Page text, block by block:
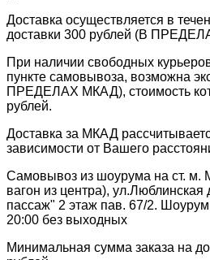
Доставка осуществляется в
доставки 300 рублей (В
При наличии свободных
пункте самовывоза, возможна
ПРЕДЕЛАХ МКАД), стоимость
рублей.
Доставка за МКАД
зависимости от Вашего
Самовывоз из шоурума на ст. м.
вагон из центра),
пассаж" 2 этаж пав. 67/2. Шоурум
20:00 без выходных
Минимальная сумма заказа на